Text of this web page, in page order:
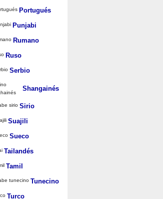
Portugués
Punjabi
Rumano
Ruso
Serbio
Shangainés
Sirio
Suajili
Sueco
Tailandés
Tamil
Tunecino
Turco